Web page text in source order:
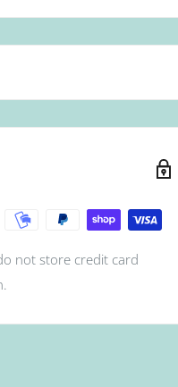
not store credit card